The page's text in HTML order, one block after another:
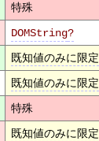
特殊
DOMString?
既知値のみに限定
既知値のみに限定
特殊
既知値のみに限定